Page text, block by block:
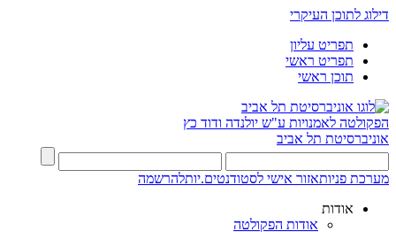
דילוג לתוכן העיקרי
תפריט עליון
תפריט ראשי
תוכן ראשי
הפקולטה לאמנויות ע"ש יולנדה ודוד כץ
אוניברסיטת תל אביב
מערכת פניותאזור אישי לסטודנטים.יותלהרשמה
אודות
אודות הפקולטה